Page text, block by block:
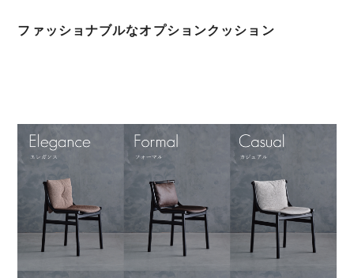
ファッショナブルなオプションクッション